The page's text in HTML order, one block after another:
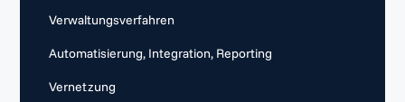
Verwaltungsverfahren
Automatisierung, Integration, Reporting
Vernetzung